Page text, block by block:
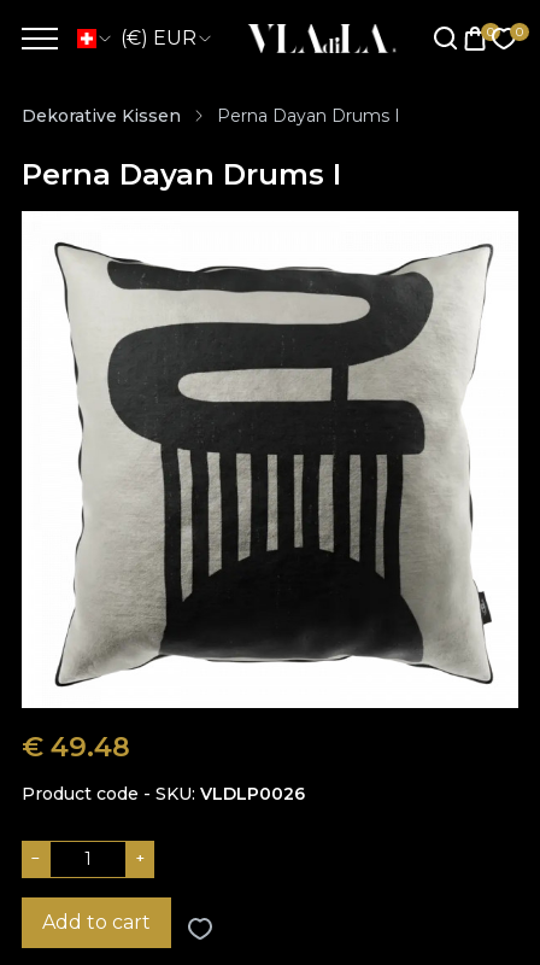
(€) EUR
Dekorative Kissen Perna Dayan Drums I
Perna Dayan Drums I
€ 49.48
Product code - SKU VLDLP0026
− +
Add to cart